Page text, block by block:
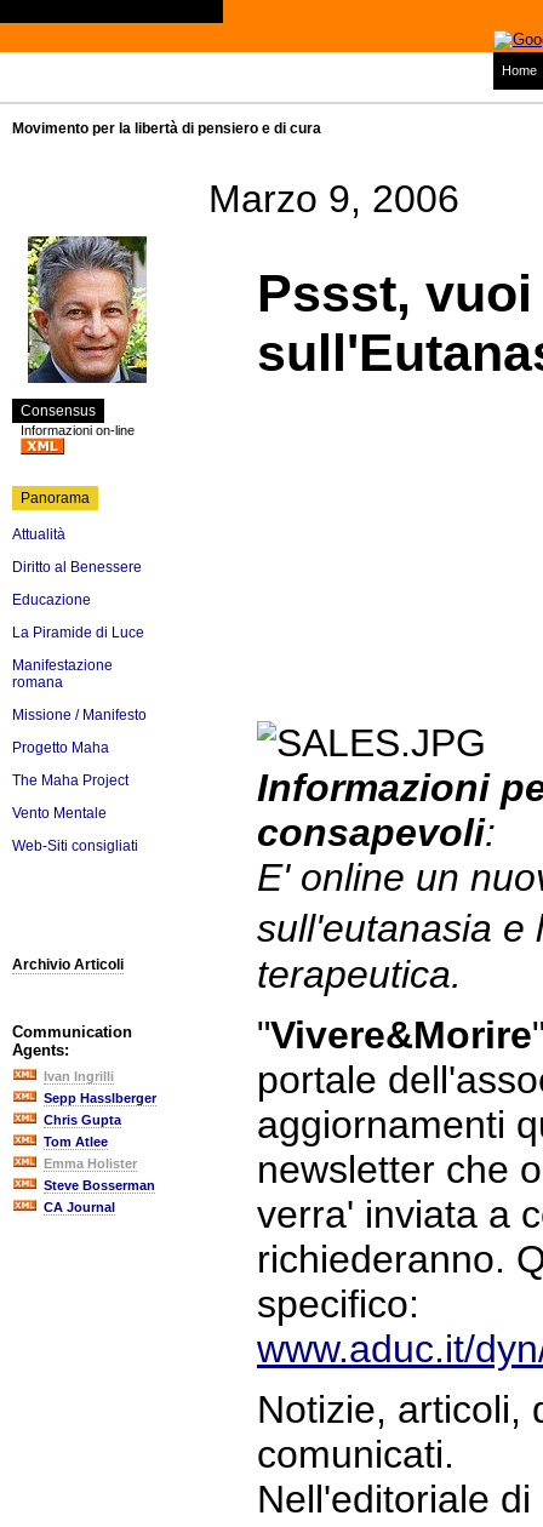
Home
Movimento per la libertà di pensiero e di cura
Consensus
Informazioni on-line
Panorama
Attualità
Diritto al Benessere
Educazione
La Piramide di Luce
Manifestazione
romana
Missione / Manifesto
Progetto Maha
The Maha Project
Vento Mentale
Web-Siti consigliati
Archivio Articoli
Communication
Agents:
Ivan Ingrilli
Sepp Hasslberger
Chris Gupta
Tom Atlee
Emma Holister
Steve Bosserman
CA Journal
Marzo 9, 2006
Pssst,
Informazioni
consapevoli:
E' online un
sull'eutanasia
terapeutica.
"Vivere&Morire
portale
aggiornamenti
newsletter che
verra' inviata a
richiederanno.
specifico:
www.aduc.it/
Notizie, articoli,
comunicati.
Nell'editoriale